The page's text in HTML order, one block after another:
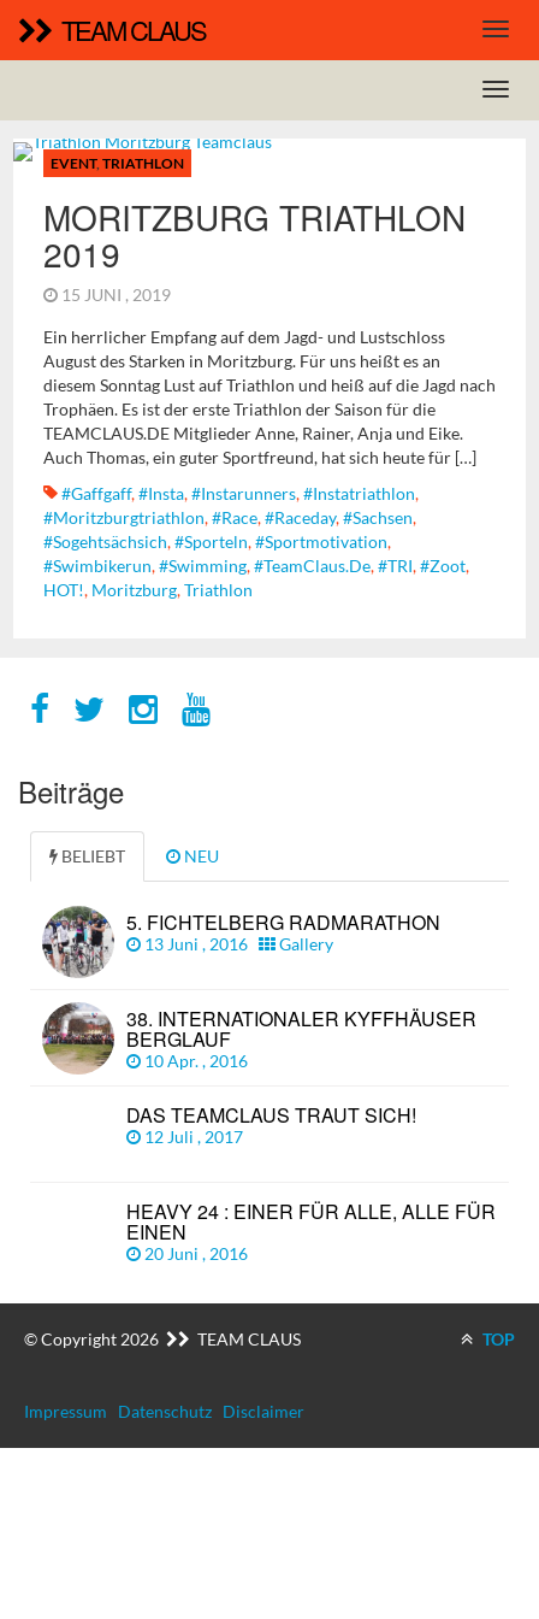
TEAM CLAUS
EVENT,TRIATHLON
MORITZBURG TRIATHLON
2019
15 JUNI , 2019
Ein herrlicher Empfang auf dem Jagd- und Lustschloss
August des Starken in Moritzburg. Für uns heißt es an
diesem Sonntag Lust auf Triathlon und heiß auf die Jagd nach
Trophäen. Es ist der erste Triathlon der Saison für die
TEAMCLAUS.DE Mitglieder Anne, Rainer, Anja und Eike.
Auch Thomas, ein guter Sportfreund, hat sich heute für […]
#gaffgaff,#insta,#instarunners,#instatriathlon,
#moritzburgtriathlon,#race,#raceday,#sachsen,
#sogehtsächsich,#sporteln,#sportmotivation,
#swimbikerun,#swimming,#TeamClaus.de,#TRI,#zoot,
HOT!, Moritzburg,Triathlon
Beiträge
BELIEBT NEU
5. FICHTELBERG RADMARATHON
13 Juni , 2016 Gallery
38. INTERNATIONALER KYFFHÄUSER
BERGLAUF
10 Apr. , 2016
DAS TEAMCLAUS TRAUT SICH!
12 Juli , 2017
HEAVY 24 : EINER FÜR ALLE, ALLE FÜR
EINEN
20 Juni , 2016
© Copyright 2026 TEAM CLAUS TOP
Impressum Datenschutz Disclaimer